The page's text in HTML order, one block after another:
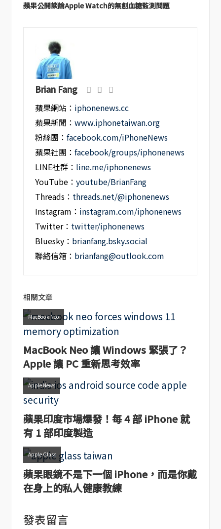
蘋果公開談論Apple Watch的無創血糖監測問題
Brian Fang
蘋果網站： iphonenews.cc
蘋果新聞：www.iphonetaiwan.org
粉絲團：facebook.com/iPhoneNews
蘋果社團：facebook/groups/iphonenews
LINE社群： line.me/iphonenews
YouTube：youtube/BrianFang
Threads： threads.net/@iphonenews
Instagram： instagram.com/iphonenews
Twitter： twitter/iphonenews
Bluesky： brianfang.bsky.social
聯絡信箱： brianfang@outlook.com
相關文章
MacBook Neo
MacBook Neo 讓 Windows 緊張了？
Apple 讓 PC 重新思考效率
Apple News
蘋果印度市場爆發！每 4 部 iPhone 就
有 1 部印度製造
Apple Glass
蘋果眼鏡不是下一個 iPhone，而是你戴
在身上的私人健康教練
發表留言